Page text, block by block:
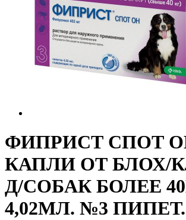
ФИПРИСТ СПОТ
КАПЛИ ОТ БЛОХ/
Д/СОБАК БОЛЕЕ
4,02МЛ. №3 ПИПЕТ.